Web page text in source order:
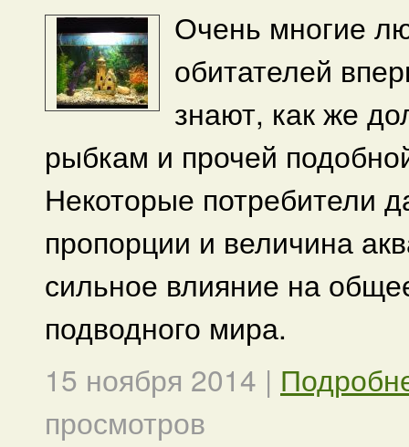
Очень многие
обитателей
знают, как же
рыбкам и прочей
Некоторые потребители
пропорции и величина
сильное влияние на
подводного мира.
15 ноября 2014 |
просмотров